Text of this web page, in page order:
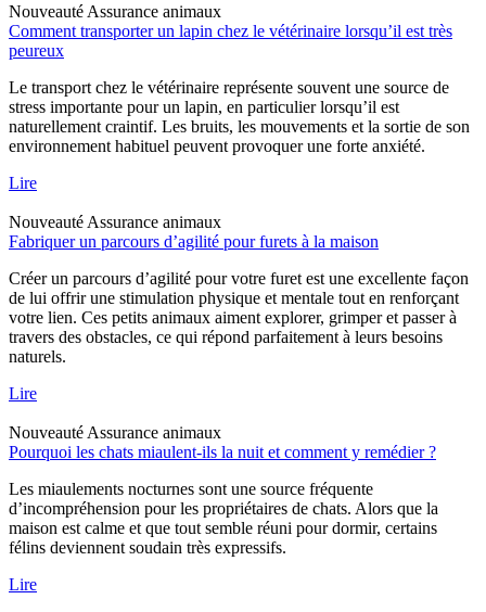
Nouveauté Assurance animaux
Comment transporter un lapin chez le vétérinaire lorsqu’il est très
peureux
Le transport chez le vétérinaire représente souvent une source de
stress importante pour un lapin, en particulier lorsqu’il est
naturellement craintif. Les bruits, les mouvements et la sortie de son
environnement habituel peuvent provoquer une forte anxiété.
Lire
Nouveauté Assurance animaux
Fabriquer un parcours d’agilité pour furets à la maison
Créer un parcours d’agilité pour votre furet est une excellente façon
de lui offrir une stimulation physique et mentale tout en renforçant
votre lien. Ces petits animaux aiment explorer, grimper et passer à
travers des obstacles, ce qui répond parfaitement à leurs besoins
naturels.
Lire
Nouveauté Assurance animaux
Pourquoi les chats miaulent-ils la nuit et comment y remédier ?
Les miaulements nocturnes sont une source fréquente
d’incompréhension pour les propriétaires de chats. Alors que la
maison est calme et que tout semble réuni pour dormir, certains
félins deviennent soudain très expressifs.
Lire